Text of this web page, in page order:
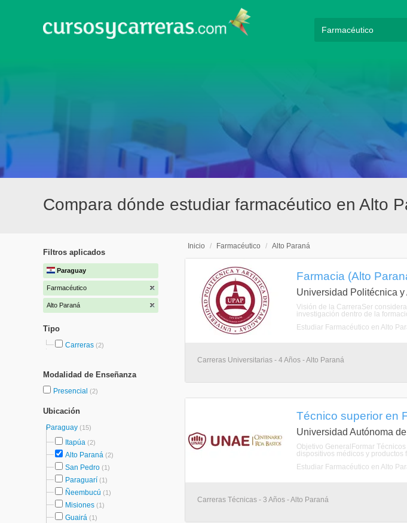
Compara dónde estudiar farmacéutico en Alto
Filtros aplicados
Paraguay
Farmacéutico
Alto Paraná
Tipo
Carreras (2)
Modalidad de Enseñanza
Presencial (2)
Ubicación
Paraguay (15)
Itapúa (2)
Alto Paraná (2)
San Pedro (1)
Paraguarí (1)
Ñeembucú (1)
Misiones (1)
Guairá (1)
Inicio / Farmacéutico / Alto Paraná
Farmacia (Alto
Universidad Politécnica
Visión de la CarreraSer
investigación dentro de la
Estudiar Farmacéutico en Alto
Carreras Universitarias - 4 Años - Alto Paraná
Técnico superior en
Universidad Autónoma
Objetivo GeneralFormar
dispositivos médicos y
Estudiar Farmacéutico en Alto
Carreras Técnicas - 3 Años - Alto Paraná